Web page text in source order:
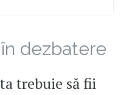
dezbatere
trebuie să fii